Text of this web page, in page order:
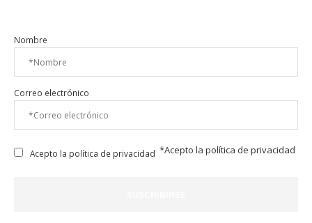
Nombre
Correo electrónico
Acepto la política de privacidad *Acepto la política de privacidad